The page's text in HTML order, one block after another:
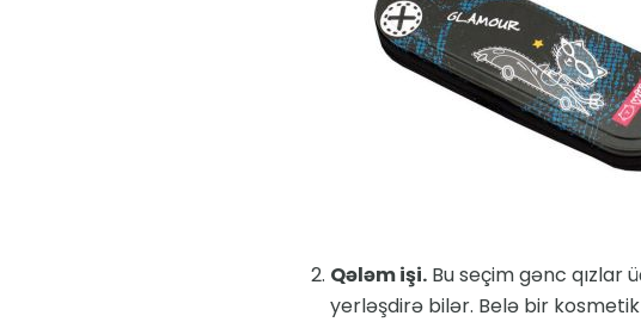
Qələm işi. Bu seçim gənc qızlar
yerləşdirə bilər. Belə bir